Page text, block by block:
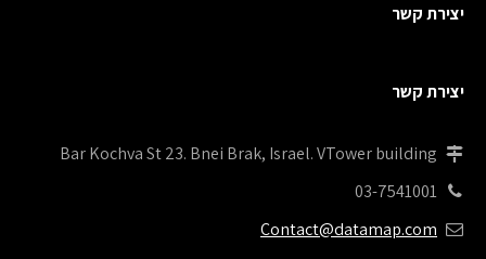
יצירת קשר
יצירת קשר
Bar Kochva St 23. Bnei Brak, Israel. VTower building
03-7541001
Contact@datamap.com